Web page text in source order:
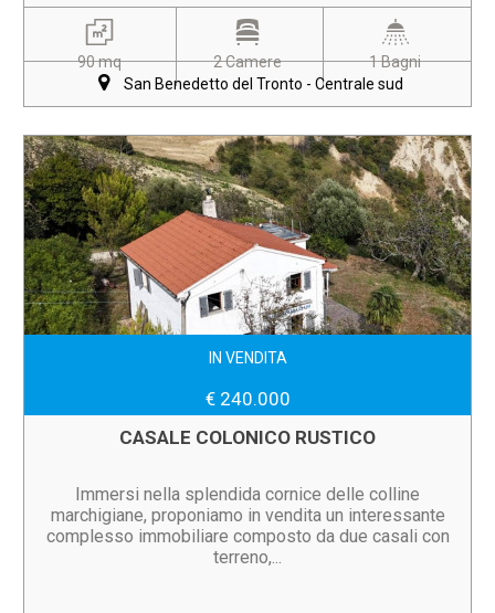
90 mq 2 Camere
1 Bagni
San Benedetto del Tronto - Centrale sud
IN VENDITA
€ 240.000
CASALE COLONICO RUSTICO
Immersi nella splendida cornice delle colline
marchigiane, proponiamo in vendita un interessante
complesso immobiliare composto da due casali con
terreno,...